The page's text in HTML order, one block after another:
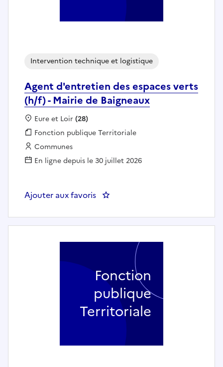
Agent d'entretien des espaces verts
(h/f) - Mairie de Baigneaux
Intervention technique et logistique
Localisation :
Eure et Loir (28)
Fonction publique :
Fonction publique Territoriale
Employeur :
Communes
En ligne depuis le 30 juillet 2026
Ajouter aux favoris : Agent d'entretien des
Fonction
publique
Territoriale